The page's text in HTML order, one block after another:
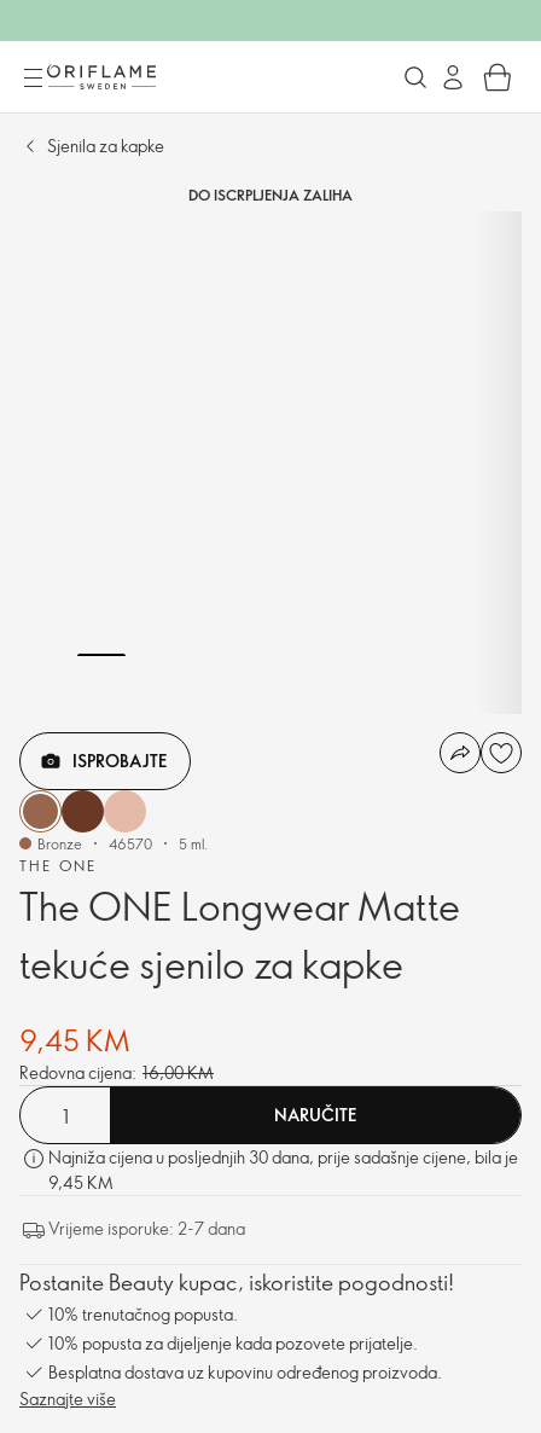
Sjenila za kapke
DO ISCRPLJENJA ZALIHA
THE ONE
The ONE Longwear Matte
tekuće sjenilo za kapke
ISPROBAJTE
Bronze 46570 5 ml.
9,45 KM
Redovna cijena: 16,00 KM
NARUČITE
Najniža cijena u posljednjih 30 dana, prije sadašnje cijene, bila je
9,45 KM
Vrijeme isporuke: 2-7 dana
Postanite Beauty kupac, iskoristite pogodnosti!
10% trenutačnog popusta.
10% popusta za dijeljenje kada pozovete prijatelje.
Besplatna dostava uz kupovinu određenog proizvoda.
Saznajte više